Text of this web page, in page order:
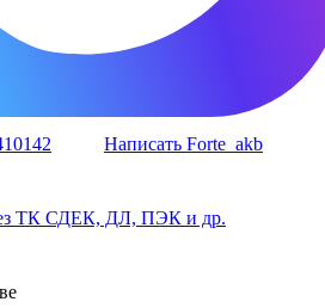
Написать Forte_akb
ТК СДЕК, ДЛ, ПЭК и др.